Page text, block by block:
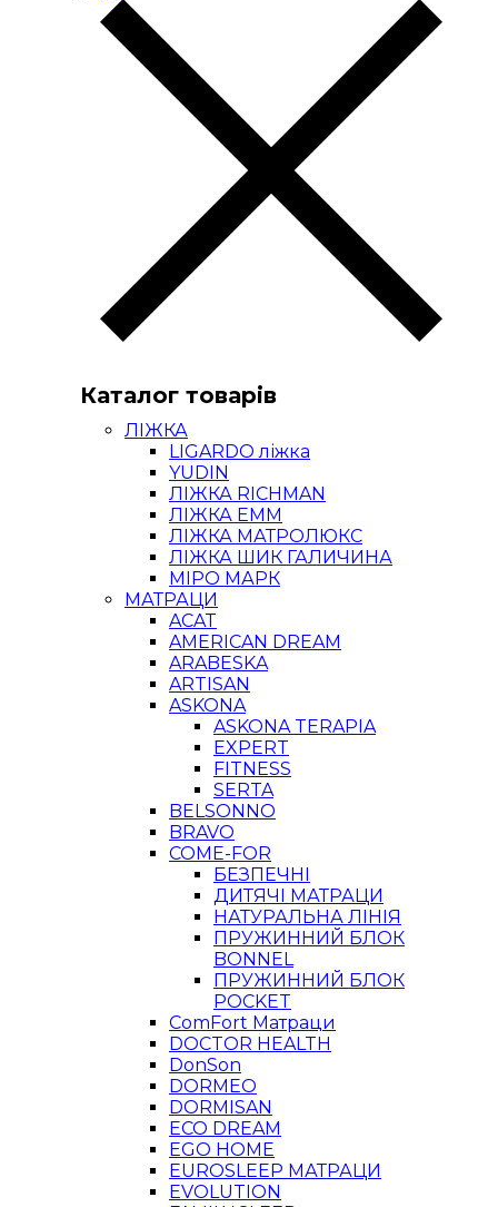
Каталог товарів
ЛІЖКА
LIGARDO ліжка
YUDIN
ЛІЖКА RICHMAN
ЛІЖКА ЕММ
ЛІЖКА МАТРОЛЮКС
ЛІЖКА ШИК ГАЛИЧИНА
МІРО МАРК
МАТРАЦИ
ACAT
AMERICAN DREAM
ARABESKA
ARTISAN
ASKONA
ASKONA TERAPIA
EXPERT
FITNESS
SERTA
BELSONNO
BRAVO
COME-FOR
БЕЗПЕЧНІ
ДИТЯЧІ МАТРАЦИ
НАТУРАЛЬНА ЛІНІЯ
ПРУЖИННИЙ БЛОК
BONNEL
ПРУЖИННИЙ БЛОК
POCKET
ComFort Матраци
DOCTOR HEALTH
DonSon
DORMEO
DORMISAN
ECO DREAM
EGO HOME
EUROSLEEP МАТРАЦИ
EVOLUTION